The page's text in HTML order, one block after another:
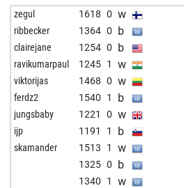
zegul 1618 0 w
ribbecker 1364 0 b
clairejane 1254 0 b
ravikumarpaul 1245 1 w
viktorijas 1468 0 w
ferdz2 1540 1 b
jungsbaby 1221 0 w
ijp 1191 1 b
skamander 1513 1 w
1325 0 b
1340 1 w